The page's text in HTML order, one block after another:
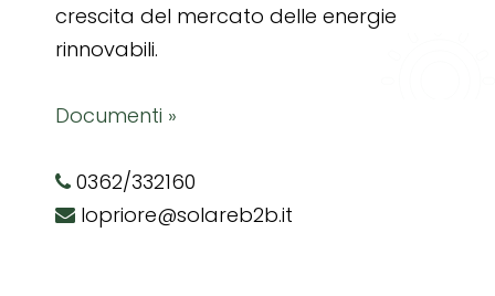
crescita del mercato delle energie
rinnovabili.
Documenti »
0362/332160
lopriore@solareb2b.it